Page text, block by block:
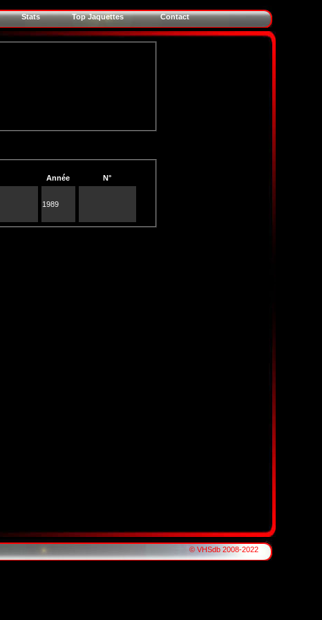
Stats Top Jaquettes Contact
Année N°
1989
© VHSdb 2008-2022